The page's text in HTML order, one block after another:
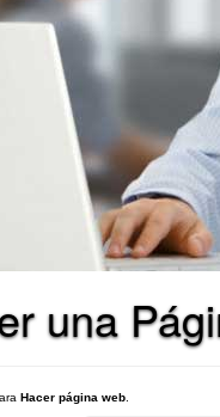
una
Hacer página web